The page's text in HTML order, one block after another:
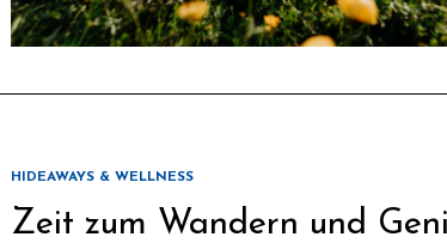
HIDEAWAYS & WELLNESS
Zeit zum Wandern und